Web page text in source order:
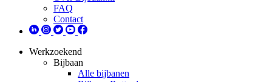
FAQ
Contact
Werkzoekend
Bijbaan
Alle bijbanen